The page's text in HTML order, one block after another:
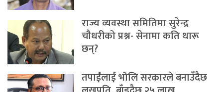
राज्य व्यवस्था समितिमा सुरेन्द्र
चौधरीको प्रश्न- सेनामा कति थारू
छन्?
तपाईंलाई भोलि सरकारले बनाउँदैछ